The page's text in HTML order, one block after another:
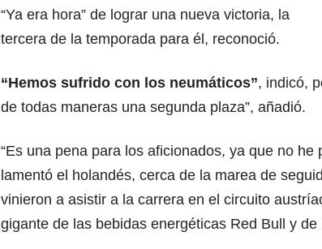
“Ya era hora” de lograr una nueva victoria, la
tercera de la temporada para él, reconoció.
“Hemos sufrido con los neumáticos”, indicó,
de todas maneras una segunda plaza”, añadió.
“Es una pena para los aficionados, ya que no he
lamentó el holandés, cerca de la marea de
vinieron a asistir a la carrera en el circuito
gigante de las bebidas energéticas Red Bull y